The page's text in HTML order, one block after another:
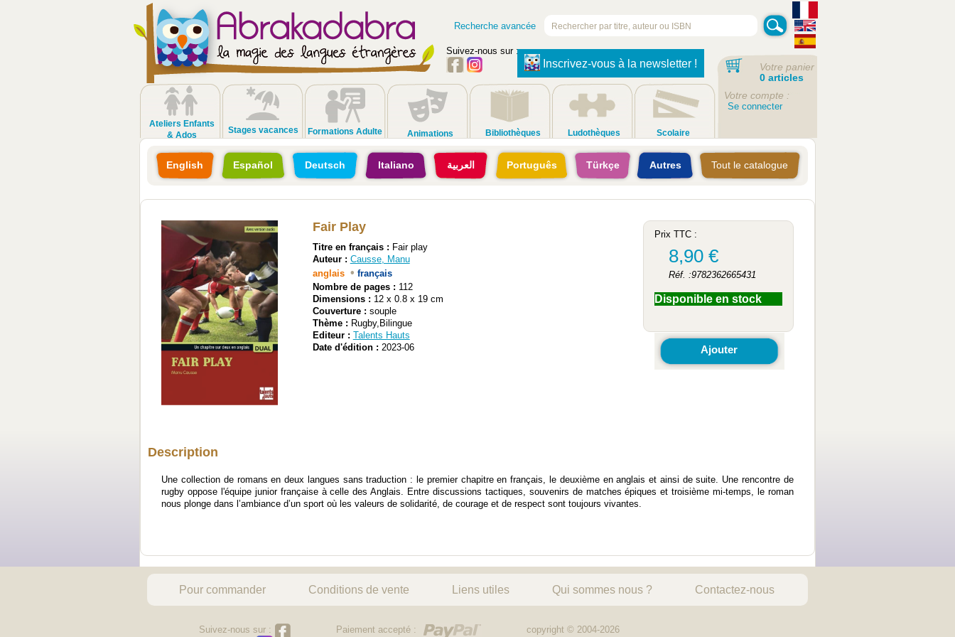
Recherche avancée
Suivez-nous sur :
Inscrivez-vous à la newsletter !
Ateliers Enfants
& Ados
Stages vacances Formations Adulte Animations Bibliothèques Ludothèques Scolaire
Votre panier
0 articles
Votre compte :
Se connecter
English Español Deutsch Italiano العربية Português Türkçe Autres Tout le catalogue
Fair Play
Titre en français : Fair play
Auteur : Causse, Manu
anglais • français
Nombre de pages : 112
Dimensions : 12 x 0.8 x 19 cm
Couverture : souple
Thème : Rugby,Bilingue
Editeur : Talents Hauts
Date d'édition : 2023-06
Prix TTC :
8,90 €
Réf. :9782362665431
Disponible en stock
Ajouter
Description
Une collection de romans en deux langues sans traduction : le premier chapitre en français, le deuxième en anglais et ainsi de suite. Une rencontre de
rugby oppose l'équipe junior française à celle des Anglais. Entre discussions tactiques, souvenirs de matches épiques et troisième mi-temps, le roman
nous plonge dans l’ambiance d’un sport où les valeurs de solidarité, de courage et de respect sont toujours vivantes.
Pour commander Conditions de vente Liens utiles Qui sommes nous ? Contactez-nous
Suivez-nous sur : Paiement accepté : copyright © 2004-2026